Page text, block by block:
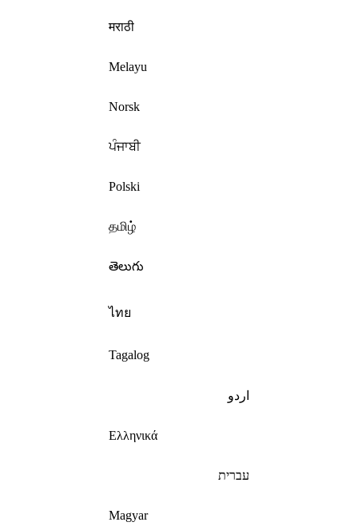
मराठी
Melayu
Norsk
ਪੰਜਾਬੀ
Polski
தமிழ்
తెలుగు
ไทย
Tagalog
اردو
Ελληνικά
עברית
Magyar